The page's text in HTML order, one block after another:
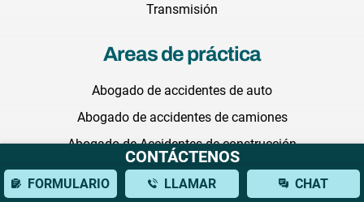
Transmisión
Areas de práctica
Abogado de accidentes de auto
Abogado de accidentes de camiones
Abogado de Accidentes de construcción
Abogada de muerte injusta
Abogada de negligencia medica
CONTÁCTENOS
FORMULARIO LLAMAR CHAT